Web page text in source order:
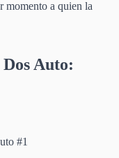
momento a quien la
Auto:
#1